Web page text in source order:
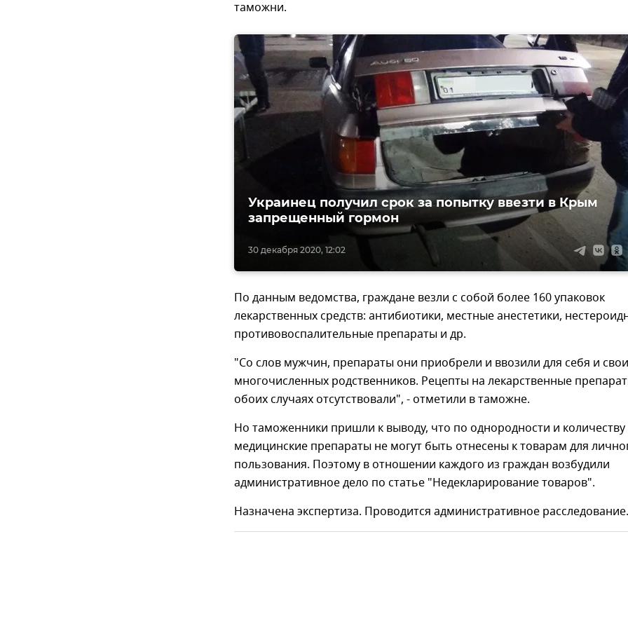
таможни.
30 декабря 2020, 12:02
Украинец получил срок за попытку ввезти в Крым
запрещенный гормон
По данным ведомства, граждане везли с собой более 160 упаковок
лекарственных средств: антибиотики, местные анестетики,
противовоспалительные препараты и др.
"Со слов мужчин, препараты они приобрели и ввозили для себя и
многочисленных родственников. Рецепты на лекарственные
обоих случаях отсутствовали", - отметили в таможне.
Но таможенники пришли к выводу, что по однородности и количеству
медицинские препараты не могут быть отнесены к товарам для
пользования. Поэтому в отношении каждого из граждан возбудили
административное дело по статье "Недекларирование товаров".
Назначена экспертиза. Проводится административное расследование.